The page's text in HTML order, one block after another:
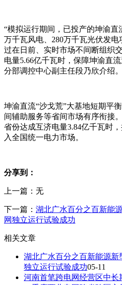
“模拟运行期间，已投产的坤渝直
万千瓦风电、280万千瓦光伏发
过在日前、实时市场不间断组织
电量5.66亿千瓦时，保障坤渝直
分部调控中心副主任段乃欣介绍。
坤渝直流“沙戈荒”大基地短期平
间辅助服务等省间市场有序衔接
省份达成互济电量3.84亿千瓦时
入全国统一电力市场。
分享到：
上一篇：无
下一篇： 湖北广水百分之百新能
网独立运行试验成功
相关文章
湖北广水百分之百新能源新
独立运行试验成功05-11
河南首笔跨电网经营区中长